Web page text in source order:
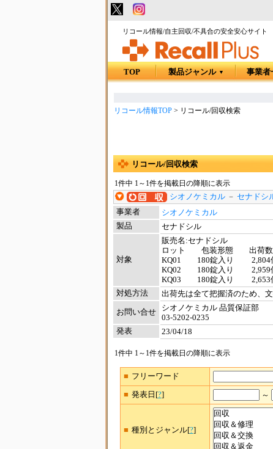
リコール情報/自主回収/不具合の安全安心サイト
TOP 製品ジャンル ▼ 事業者
リコール情報TOP> リコール/回収検索
リコール/回収検索
1件中 1～1件を掲載日の降順に表示
シオノケミカル－ セナドシ
事業者
シオノケミカル
製品
セナドシル
対象
販売名:セナドシル
ロット 包装形態 出荷
KQ01 180錠入り 2,804
KQ02 180錠入り 2,959
KQ03 180錠入り 2,653
対処方法
出荷先は全て把握済のため、
お問い合せ
シオノケミカル 品質保証部
03-5202-0235
発表
23/04/18
1件中 1～1件を掲載日の降順に表示
■フリーワード
■発表日[?] ～
■種別とジャンル[?]